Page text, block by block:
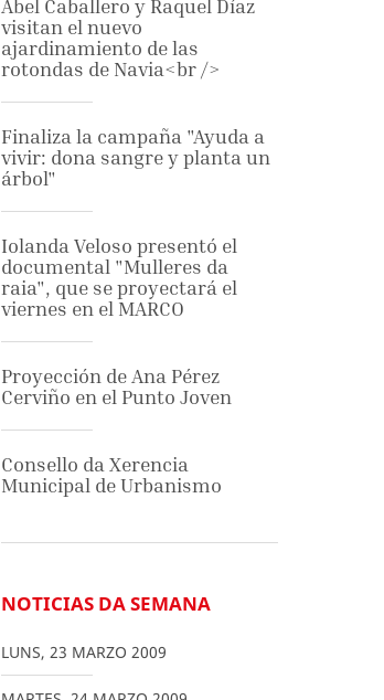
Abel Caballero y Raquel Díaz
visitan el nuevo
ajardinamiento de las
rotondas de Navia<br />
Finaliza la campaña "Ayuda a
vivir: dona sangre y planta un
árbol"
Iolanda Veloso presentó el
documental "Mulleres da
raia", que se proyectará el
viernes en el MARCO
Proyección de Ana Pérez
Cerviño en el Punto Joven
Consello da Xerencia
Municipal de Urbanismo
NOTICIAS DA SEMANA
LUNS, 23 MARZO 2009